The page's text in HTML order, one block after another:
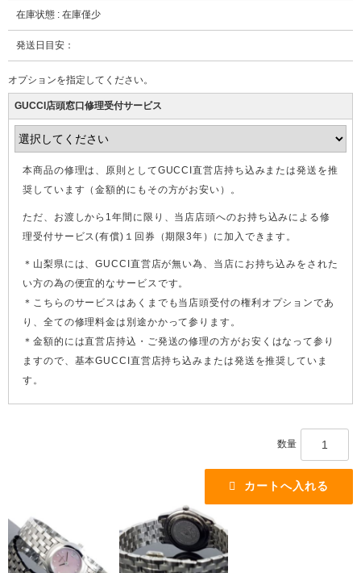
在庫状態 : 在庫僅少
発送日目安：
オプションを指定してください。
GUCCI店頭窓口修理受付サービス
本商品の修理は、原則としてGUCCI直営店持ち込みまたは発送を推
奨しています（金額的にもその方がお安い）。
ただ、お渡しから1年間に限り、当店店頭へのお持ち込みによる修
理受付サービス(有償)１回券（期限3年）に加入できます。
＊山梨県には、GUCCI直営店が無い為、当店にお持ち込みをされた
い方の為の便宜的なサービスです。
＊こちらのサービスはあくまでも当店頭受付の権利オプションであ
り、全ての修理料金は別途かかって参ります。
＊金額的には直営店持込・ご発送の修理の方がお安くはなって参り
ますので、基本GUCCI直営店持ち込みまたは発送を推奨していま
す。
数量